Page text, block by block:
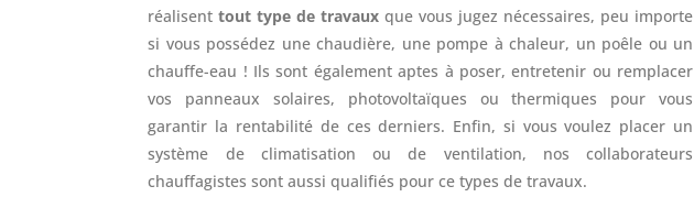
réalisenttout type de travaux que vous jugez nécessaires, peu importe
si vous possédez une chaudière, une pompe à chaleur, un poêle ou un
chauffe-eau ! Ils sont également aptes à poser, entretenir ou remplacer
vos panneaux solaires, photovoltaïques ou thermiques pour vous
garantir la rentabilité de ces derniers. Enfin, si vous voulez placer un
système de climatisation ou de ventilation, nos collaborateurs
chauffagistes sont aussi qualifiés pour ce types de travaux.